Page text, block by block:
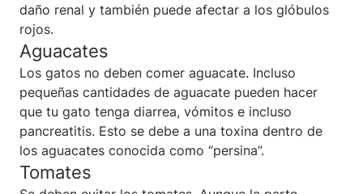
daño renal y también puede afectar a los glóbulos
rojos.
Aguacates
Los gatos no deben comer aguacate. Incluso
pequeñas cantidades de aguacate pueden hacer
que tu gato tenga diarrea, vómitos e incluso
pancreatitis. Esto se debe a una toxina dentro de
los aguacates conocida como “persina”.
Tomates